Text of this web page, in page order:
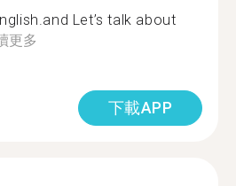
Let’s talk about
更多
下載APP